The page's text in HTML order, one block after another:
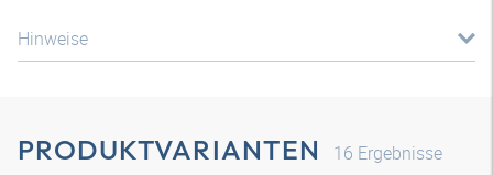
Hinweise
PRODUKTVARIANTEN 16 Ergebnisse